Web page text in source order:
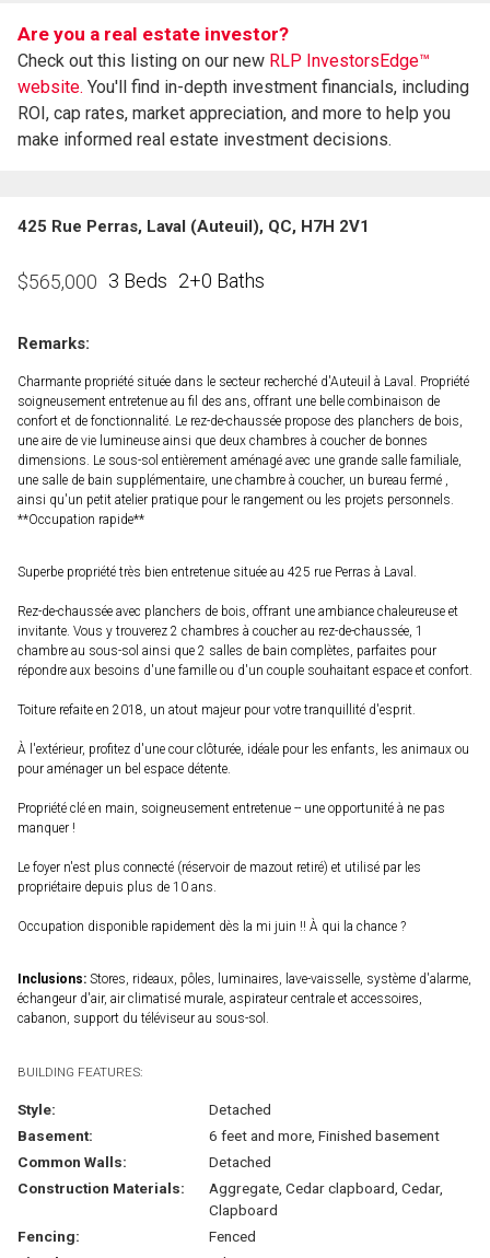
Are you a real estate investor?
Check out this listing on our new RLP InvestorsEdge™
website. You'll find in-depth investment financials, including
ROI, cap rates, market appreciation, and more to help you
make informed real estate investment decisions.
425 Rue Perras, Laval (Auteuil), QC, H7H 2V1
$565,000 3 Beds 2+0 Baths
Remarks:
Charmante propriété située dans le secteur recherché d'Auteuil à Laval. Propriété
soigneusement entretenue au fil des ans, offrant une belle combinaison de
confort et de fonctionnalité. Le rez-de-chaussée propose des planchers de bois,
une aire de vie lumineuse ainsi que deux chambres à coucher de bonnes
dimensions. Le sous-sol entièrement aménagé avec une grande salle familiale,
une salle de bain supplémentaire, une chambre à coucher, un bureau fermé ,
ainsi qu'un petit atelier pratique pour le rangement ou les projets personnels.
**Occupation rapide**
Superbe propriété très bien entretenue située au 425 rue Perras à Laval.
Rez-de-chaussée avec planchers de bois, offrant une ambiance chaleureuse et
invitante. Vous y trouverez 2 chambres à coucher au rez-de-chaussée, 1
chambre au sous-sol ainsi que 2 salles de bain complètes, parfaites pour
répondre aux besoins d'une famille ou d'un couple souhaitant espace et confort.
Toiture refaite en 2018, un atout majeur pour votre tranquillité d'esprit.
À l'extérieur, profitez d'une cour clôturée, idéale pour les enfants, les animaux ou
pour aménager un bel espace détente.
Propriété clé en main, soigneusement entretenue -- une opportunité à ne pas
manquer !
Le foyer n'est plus connecté (réservoir de mazout retiré) et utilisé par les
propriétaire depuis plus de 10 ans.
Occupation disponible rapidement dès la mi juin !! À qui la chance ?
Inclusions: Stores, rideaux, pôles, luminaires, lave-vaisselle, système d'alarme,
échangeur d'air, air climatisé murale, aspirateur centrale et accessoires,
cabanon, support du téléviseur au sous-sol.
BUILDING FEATURES:
Style:
Detached
Basement:
6 feet and more, Finished basement
Common Walls:
Detached
Construction Materials:
Aggregate, Cedar clapboard, Cedar,
Clapboard
Fencing:
Fenced